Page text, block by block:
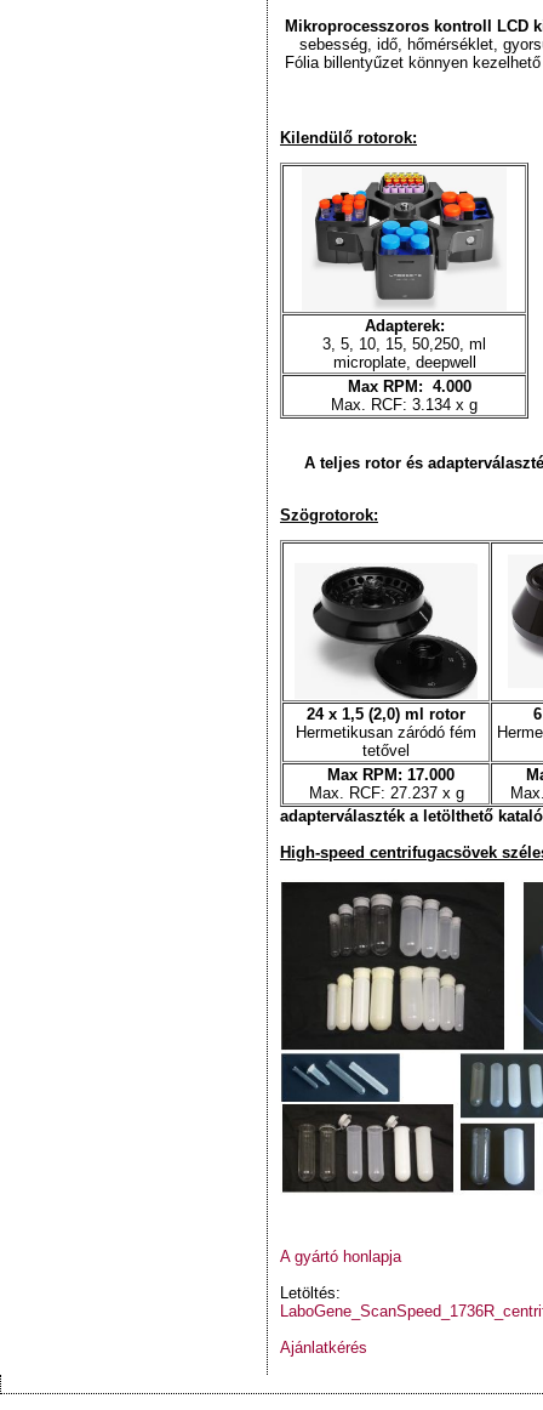
Mikroprocesszoros kontroll LCD
sebesség, idő, hőmérséklet,
Fólia billentyűzet könnyen
Kilendülő rotorok:
Adapterek:
3, 5, 10, 15, 50,250, ml
microplate, deepwell
Max RPM: 4.000
Max. RCF: 3.134 x g
A teljes rotor és
Szögrotorok:
24 x 1,5 (2,0) ml rotor
Hermetikusan záródó fém
tetővel
Max RPM: 17.000
Max. RCF: 27.237 x g
adapterválaszték a letölthető
High-speed centrifugacsövek
A gyártó honlapja
Letöltés:
Ajánlatkérés